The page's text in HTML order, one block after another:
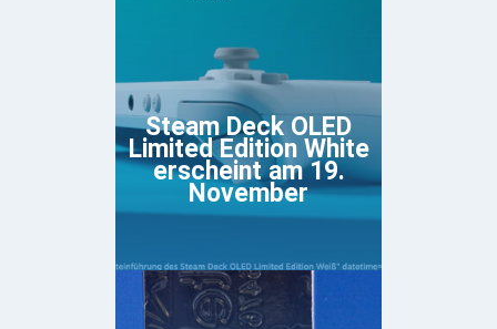
Steam Deck OLED
Limited Edition White
erscheint am 19.
November